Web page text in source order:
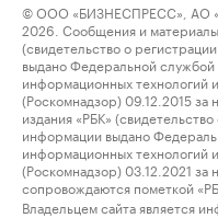
© ООО «БИЗНЕСПРЕСС», АО
2026. Сообщения и
(свидетельство о
выдано Федеральной службой
информационных технологий
(Роскомнадзор) 09.12.2015
издания «РБК»
информации выдано
информационных технологий
(Роскомнадзор) 03.12.2021
сопровождаются пометкой
Владельцем сайта является